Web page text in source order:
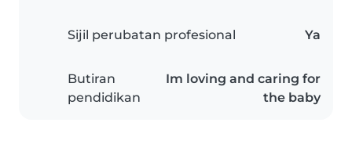
Sijil perubatan profesional Ya
Butiran
pendidikan
Im loving and caring for
the baby